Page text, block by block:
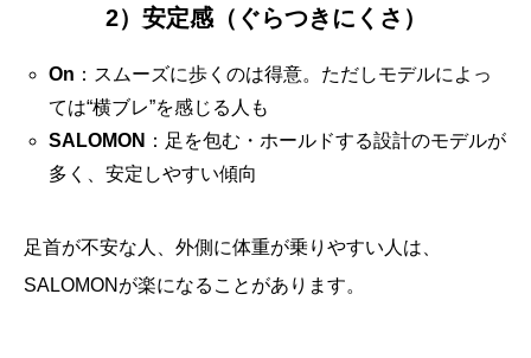
2）安定感（ぐらつきにくさ）
On ：スムーズに歩くのは得意。ただしモデルによっ
ては“横ブレ”を感じる人も
SALOMON ：足を包む・ホールドする設計のモデルが
多く、安定しやすい傾向
足首が不安な人、外側に体重が乗りやすい人は、
SALOMONが楽になることがあります。